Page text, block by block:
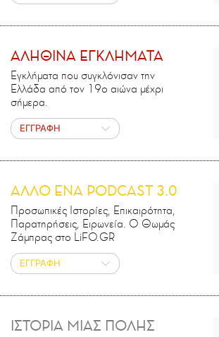
ΑΛΗΘΙΝΑ ΕΓΚΛΗΜΑΤΑ
Εγκλήματα που συγκλόνισαν την
Ελλάδα από τον 19ο αιώνα μέχρι
σήμερα.
ΕΓΓΡΑΦΗ
ΑΛΛΟ ΕΝΑ PODCAST 3.0
Προσωπικές Ιστορίες, Επικαιρότητα,
Παρατηρήσεις, Ειρωνεία. Ο Θωμάς
Ζάμπρας στο LiFO.GR
ΕΓΓΡΑΦΗ
ΙΣΤΟΡΙΑ ΜΙΑΣ ΠΟΛΗΣ